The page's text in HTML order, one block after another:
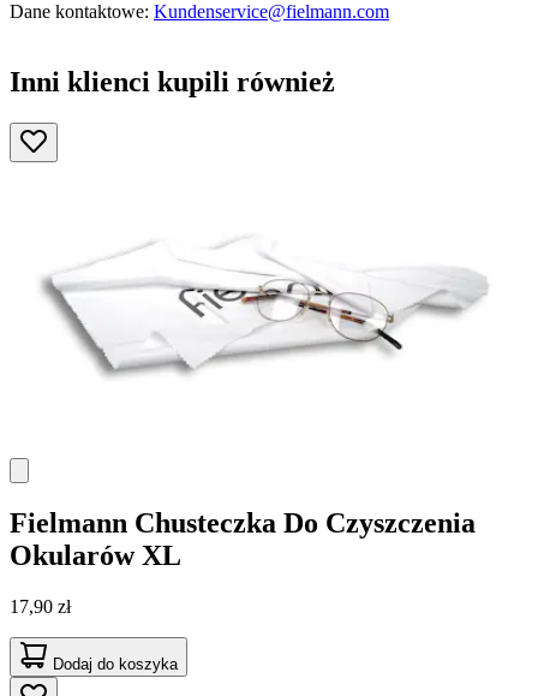
Dane kontaktowe: Kundenservice@fielmann.com
Inni klienci kupili również
Fielmann Chusteczka Do Czyszczenia
Okularów XL
17,90 zł
Dodaj do koszyka